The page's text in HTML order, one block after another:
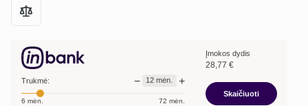
Trukmė: − 12 mėn. +
6 mėn. 72 mėn.
Įmokos dydis
28,77 €
Skaičiuoti